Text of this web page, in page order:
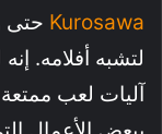
Kurosawa حتى
لتشبه أفلامه.
آليات لعب